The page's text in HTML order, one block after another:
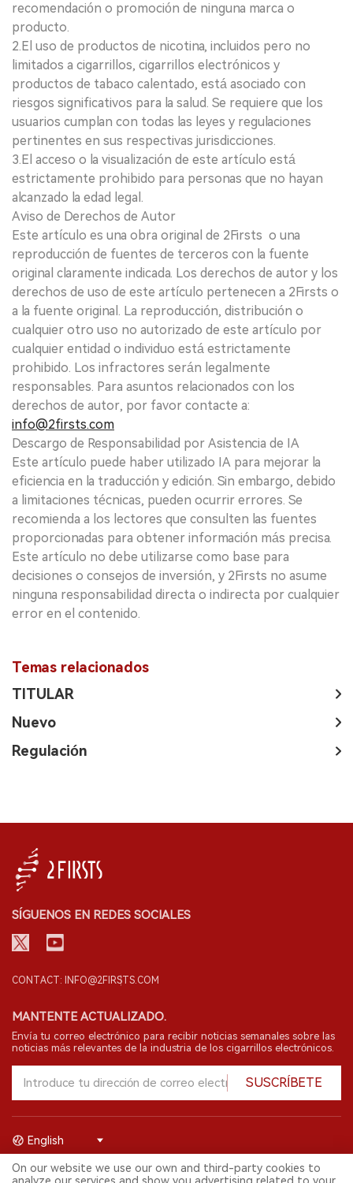
recomendación o promoción de ninguna marca o
producto.
2.El uso de productos de nicotina, incluidos pero no
limitados a cigarrillos, cigarrillos electrónicos y
productos de tabaco calentado, está asociado con
riesgos significativos para la salud. Se requiere que los
usuarios cumplan con todas las leyes y regulaciones
pertinentes en sus respectivas jurisdicciones.
3.El acceso o la visualización de este artículo está
estrictamente prohibido para personas que no hayan
alcanzado la edad legal.
Aviso de Derechos de Autor
Este artículo es una obra original de 2Firsts o una
reproducción de fuentes de terceros con la fuente
original claramente indicada. Los derechos de autor y los
derechos de uso de este artículo pertenecen a 2Firsts o
a la fuente original. La reproducción, distribución o
cualquier otro uso no autorizado de este artículo por
cualquier entidad o individuo está estrictamente
prohibido. Los infractores serán legalmente
responsables. Para asuntos relacionados con los
derechos de autor, por favor contacte a:
info@2firsts.com
Descargo de Responsabilidad por Asistencia de IA
Este artículo puede haber utilizado IA para mejorar la
eficiencia en la traducción y edición. Sin embargo, debido
a limitaciones técnicas, pueden ocurrir errores. Se
recomienda a los lectores que consulten las fuentes
proporcionadas para obtener información más precisa.
Este artículo no debe utilizarse como base para
decisiones o consejos de inversión, y 2Firsts no asume
ninguna responsabilidad directa o indirecta por cualquier
error en el contenido.
Temas relacionados
TITULAR
Nuevo
Regulación
SÍGUENOS EN REDES SOCIALES
CONTACT: INFO@2FIRSTS.COM
MANTENTE ACTUALIZADO.
Envía tu correo electrónico para recibir noticias semanales sobre las
noticias más relevantes de la industria de los cigarrillos electrónicos.
SUSCRÍBETE
© 2026 Shenzhen 2FIRSTS Technology Co.,Ltd. Todos los derechos
English
On our website we use our own and third-party cookies to